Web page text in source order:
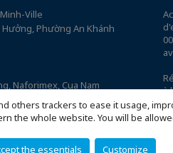
others trackers to ease it usage,
the whole website. You will be
the essentials Customize
Ville
Phường An Khánh
Naforimex, Cua Nam
à